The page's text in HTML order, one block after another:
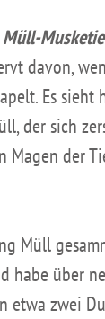
davon,
Es
der sich
der
Müll
habe über
etwa zwei